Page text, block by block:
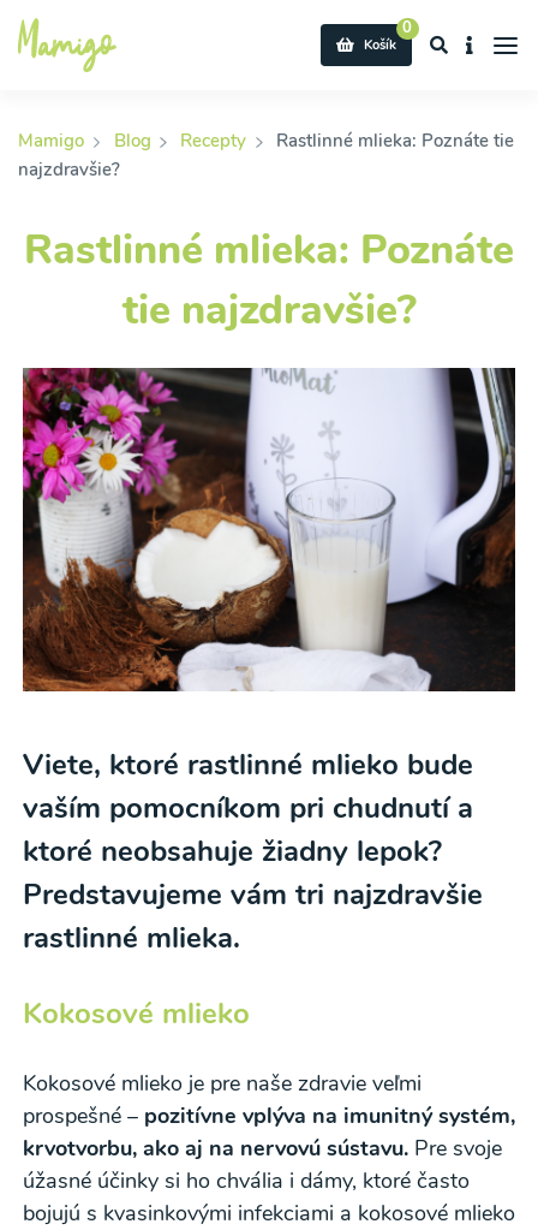
0
Košík
Mamigo Blog Recepty
Rastlinné mlieka: Poznáte tie
najzdravšie?
Rastlinné mlieka: Poznáte
tie najzdravšie?
Viete, ktoré rastlinné mlieko bude
vaším pomocníkom pri chudnutí a
ktoré neobsahuje žiadny lepok?
Predstavujeme vám tri najzdravšie
rastlinné mlieka.
Kokosové mlieko
Kokosové mlieko je pre naše zdravie veľmi
prospešné – pozitívne vplýva na imunitný systém,
krvotvorbu, ako aj na nervovú sústavu.Pre svoje
úžasné účinky si ho chvália i dámy, ktoré často
bojujú s kvasinkovými infekciami a kokosové mlieko